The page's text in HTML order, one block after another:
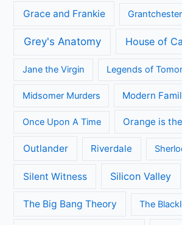
Grace and Frankie Grantchester
Grey's Anatomy House of
Jane the Virgin Legends of
Midsomer Murders Modern
Once Upon A Time Orange is
Outlander Riverdale
Silent Witness Silicon Valley
The Big Bang Theory The